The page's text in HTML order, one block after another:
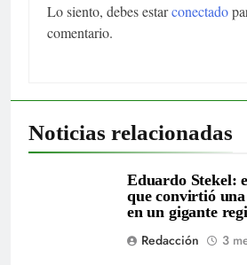
Lo siento, debes estarconectado
comentario.
Noticias relacionadas
Eduardo Stekel:
que convirtió
en un gigante
Redacción
3